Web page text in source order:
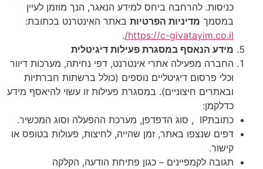
כניסות. להרחבה ביחס למידע הנאגר, הנך מוזמן לעיין
במסמך מדיניות הפרטיות באתר האינטרנט בכתובת:
https://c-givatayim.co.il/
.
מידע הנאסף במסגרת פעילות דיגיטלית
החברה מפעילה אתרי אינטרנט, דפי נחיתה, מערכות דיוור
וכלי פרסום דיגיטליים נוספים (כולל ברשתות חברתיות
ובאתרים חיצוניים). במסגרת פעילות זו עשוי להיאסף מידע
כדלקמן:
כתובתIP , סוג הדפדפן, מערכת ההפעלה וסוג המכשיר.
דפים שנצפו באתר, זמן שהייה, לחיצות, פעולות בטופס או
קישור.
תגובה לקמפיינים – כגון פתיחת הודעה, הקלקה